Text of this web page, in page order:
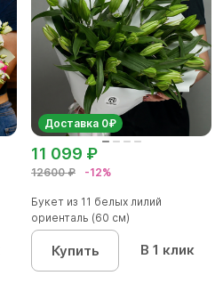
Доставка 0₽
12600 ₽ -12%
11 099 ₽
Букет из 11 белых лилий
ориенталь (60 см)
Купить В 1 клик